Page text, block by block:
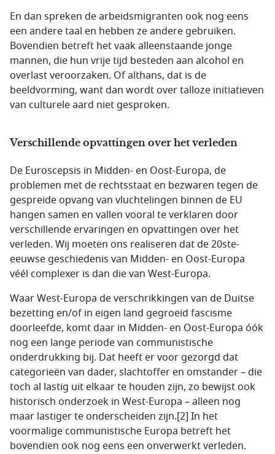
En dan spreken de arbeidsmigranten ook nog eens
een andere taal en hebben ze andere gebruiken.
Bovendien betreft het vaak alleenstaande jonge
mannen, die hun vrije tijd besteden aan alcohol en
overlast veroorzaken. Of althans, dat is de
beeldvorming, want dan wordt over talloze initiatieven
van culturele aard niet gesproken.
Verschillende opvattingen over het verleden
De Euroscepsis in Midden- en Oost-Europa, de
problemen met de rechtsstaat en bezwaren tegen de
gespreide opvang van vluchtelingen binnen de EU
hangen samen en vallen vooral te verklaren door
verschillende ervaringen en opvattingen over het
verleden. Wij moeten ons realiseren dat de 20ste-
eeuwse geschiedenis van Midden- en Oost-Europa
véél complexer is dan die van West-Europa.
Waar West-Europa de verschrikkingen van de Duitse
bezetting en/of in eigen land gegroeid fascisme
doorleefde, komt daar in Midden- en Oost-Europa óók
nog een lange periode van communistische
onderdrukking bij. Dat heeft er voor gezorgd dat
categorieën van dader, slachtoffer en omstander – die
toch al lastig uit elkaar te houden zijn, zo bewijst ook
historisch onderzoek in West-Europa – alleen nog
maar lastiger te onderscheiden zijn.[2] In het
voormalige communistische Europa betreft het
bovendien ook nog eens een onverwerkt verleden.